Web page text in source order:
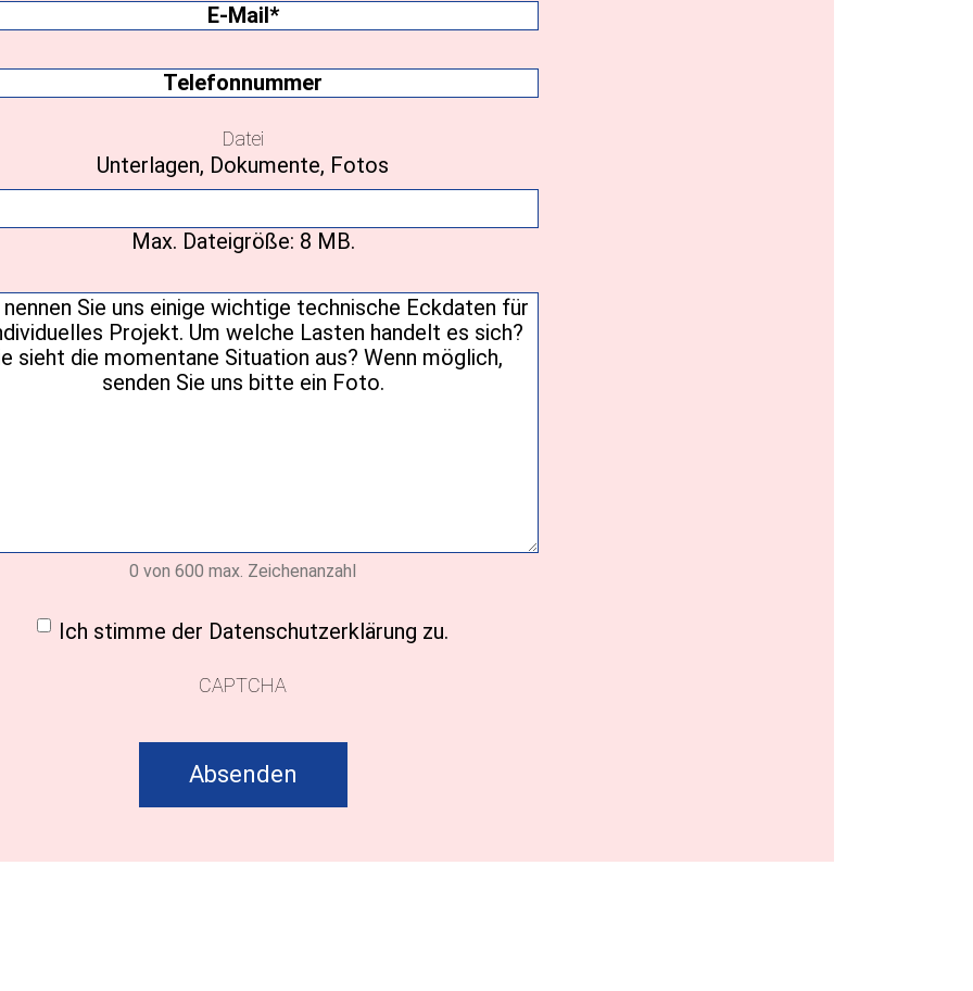
E-
Telefonnummer
Datei
Unterlagen, Dokumente, Fotos
Max. Dateigröße: 8 MB.
Ihre
Nachricht(erforderlich)
0 von 600 max. Zeichenanzahl
(erforderlich)
Ich stimme der Datenschutzerklärung zu.
CAPTCHA